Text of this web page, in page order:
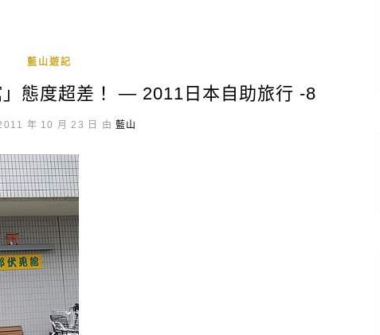
藍山遊記
態度超差！ — 2011日本自助旅行 -8
年 10 月 23 日 由 藍山